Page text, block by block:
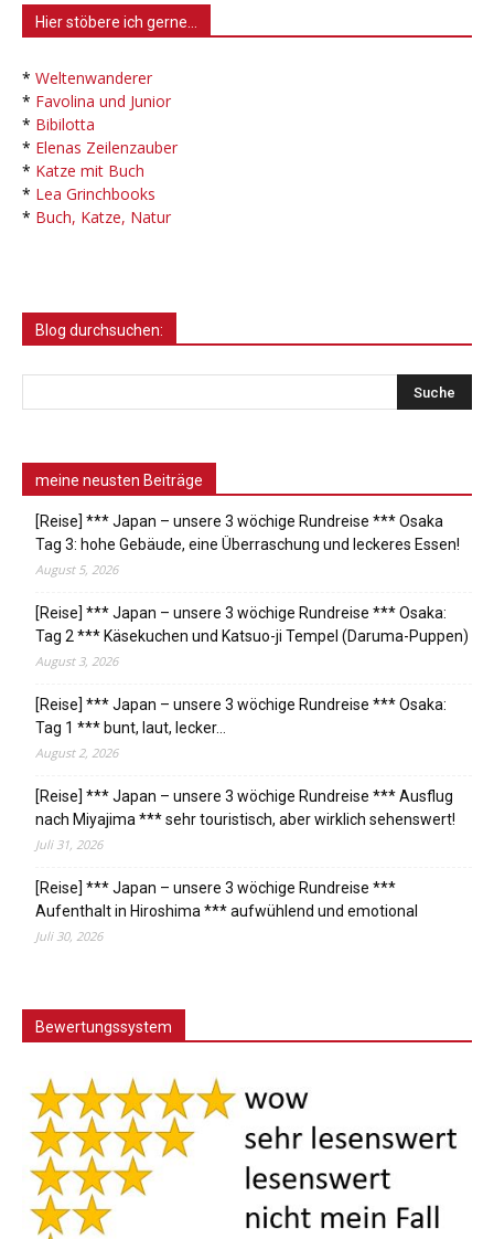
Hier stöbere ich gerne…
* Weltenwanderer
* Favolina und Junior
* Bibilotta
* Elenas Zeilenzauber
* Katze mit Buch
* Lea Grinchbooks
* Buch, Katze, Natur
Blog durchsuchen:
meine neusten Beiträge
[Reise] *** Japan – unsere 3 wöchige Rundreise *** Osaka
Tag 3: hohe Gebäude, eine Überraschung und leckeres Essen!
August 5, 2026
[Reise] *** Japan – unsere 3 wöchige Rundreise *** Osaka:
Tag 2 *** Käsekuchen und Katsuo-ji Tempel (Daruma-Puppen)
August 3, 2026
[Reise] *** Japan – unsere 3 wöchige Rundreise *** Osaka:
Tag 1 *** bunt, laut, lecker…
August 2, 2026
[Reise] *** Japan – unsere 3 wöchige Rundreise *** Ausflug
nach Miyajima *** sehr touristisch, aber wirklich sehenswert!
Juli 31, 2026
[Reise] *** Japan – unsere 3 wöchige Rundreise ***
Aufenthalt in Hiroshima *** aufwühlend und emotional
Juli 30, 2026
Bewertungssystem